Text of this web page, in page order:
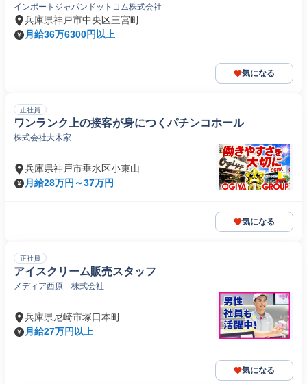
インポートジャパンドットコム株式会社
兵庫県神戸市中央区三宮町
月給36万6300円以上
気になる
正社員
ワンランク上の接客が身につくパチンコホール
株式会社大木家
兵庫県神戸市垂水区小束山
月給28万円～37万円
気になる
正社員
アイスクリーム販売スタッフ
メディア西原 株式会社
兵庫県尼崎市塚口本町
月給27万円以上
気になる